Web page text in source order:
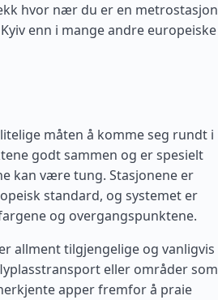
hvor nær du er en metrostasjon
enn i mange andre europeiske
måten å komme seg rundt i
godt sammen og er spesielt
kan være tung. Stasjonene er
standard, og systemet er
og overgangspunktene.
allment tilgjengelige og vanligvis
eller områder som
apper fremfor å praie